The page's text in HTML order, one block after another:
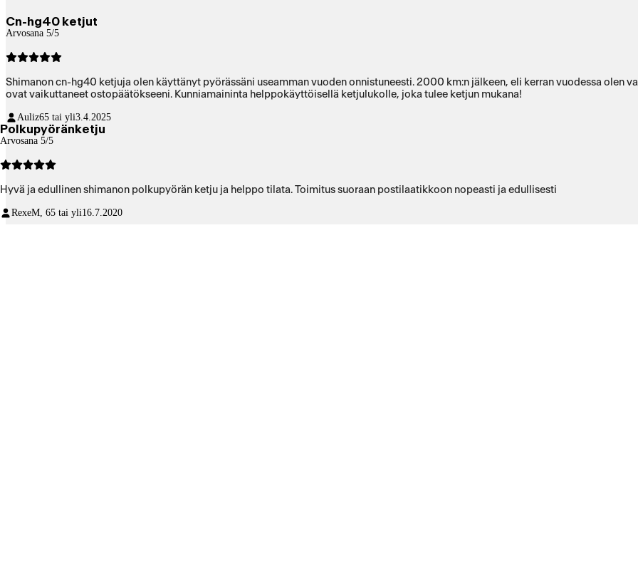
Cn-hg40 ketjut
Arvosana 5/5
Shimanon cn-hg40 ketjuja olen käyttänyt pyörässäni useamman vuoden onnistuneesti. 2000 km:n jälkeen, eli kerran vuodessa olen
ovat vaikuttaneet ostopäätökseeni. Kunniamaininta helppokäyttöisellä ketjulukolle, joka tulee ketjun mukana!
Auliz65 tai yli3.4.2025
Polkupyöränketju
Arvosana 5/5
Hyvä ja edullinen shimanon polkupyörän ketju ja helppo tilata. Toimitus suoraan postilaatikkoon nopeasti ja edullisesti
RexeM, 65 tai yli16.7.2020